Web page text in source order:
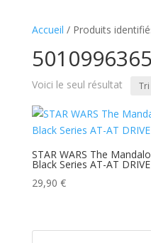
Accueil / Produits
Voici le seul résultat
STAR WARS The
Black Series AT-AT
29,90 €